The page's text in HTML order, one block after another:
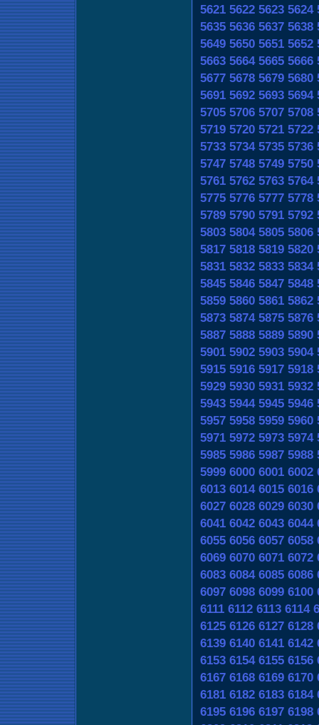
5621 5622 5623 5624
5635 5636 5637 5638
5649 5650 5651 5652
5663 5664 5665 5666
5677 5678 5679 5680
5691 5692 5693 5694
5705 5706 5707 5708
5719 5720 5721 5722
5733 5734 5735 5736
5747 5748 5749 5750
5761 5762 5763 5764
5775 5776 5777 5778
5789 5790 5791 5792
5803 5804 5805 5806
5817 5818 5819 5820
5831 5832 5833 5834
5845 5846 5847 5848
5859 5860 5861 5862
5873 5874 5875 5876
5887 5888 5889 5890
5901 5902 5903 5904
5915 5916 5917 5918
5929 5930 5931 5932
5943 5944 5945 5946
5957 5958 5959 5960
5971 5972 5973 5974
5985 5986 5987 5988
5999 6000 6001 6002
6013 6014 6015 6016
6027 6028 6029 6030
6041 6042 6043 6044
6055 6056 6057 6058
6069 6070 6071 6072
6083 6084 6085 6086
6097 6098 6099 6100
6111 6112 6113 6114
6125 6126 6127 6128
6139 6140 6141 6142
6153 6154 6155 6156
6167 6168 6169 6170
6181 6182 6183 6184
6195 6196 6197 6198